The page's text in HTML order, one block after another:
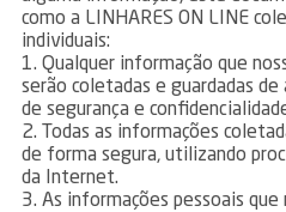
como a LINHARES ON LINE
individuais:
1. Qualquer informação que
serão coletadas e guardadas de
de segurança e
2. Todas as informações
de forma segura, utilizando
da Internet.
3. As informações pessoais